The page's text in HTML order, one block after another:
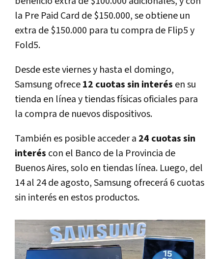
la Pre Paid Card de $150.000, se obtiene un
extra de $150.000 para tu compra de Flip5 y
Fold5.
Desde este viernes y hasta el domingo,
Samsung ofrece12 cuotas sin interés en su
tienda en línea y tiendas físicas oficiales para
la compra de nuevos dispositivos.
También es posible acceder a 24 cuotas sin
interés con el Banco de la Provincia de
Buenos Aires, solo en tiendas línea. Luego, del
14 al 24 de agosto, Samsung ofrecerá 6 cuotas
sin interés en estos productos.